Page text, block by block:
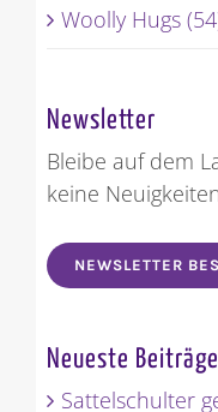
Woolly Hugs
Newsletter
Bleibe auf dem
keine
NEWSLETTER
Neueste Beiträge
Sattelschulter